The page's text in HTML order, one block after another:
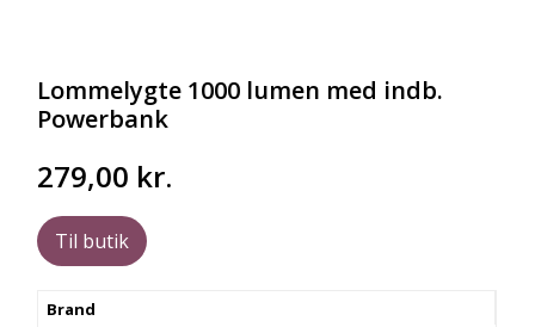
Lommelygte 1000 lumen med indb.
Powerbank
279,00 kr.
Til butik
Brand